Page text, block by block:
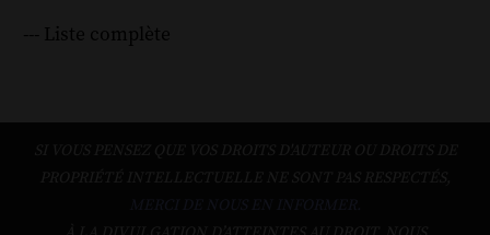
--- Liste complète